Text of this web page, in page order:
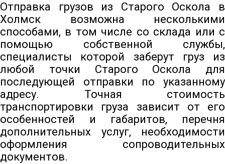
Отправка грузов из Старого Оскола в
Холмск возможна несколькими
способами, в том числе со склада или с
помощью собственной службы,
специалисты которой заберут груз из
любой точки Старого Оскола для
последующей отправки по указанному
адресу. Точная стоимость
транспортировки груза зависит от его
особенностей и габаритов, перечня
дополнительных услуг, необходимости
оформления сопроводительных
документов.